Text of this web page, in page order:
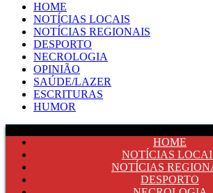
HOME
NOTÍCIAS LOCAIS
NOTÍCIAS REGIONAIS
DESPORTO
NECROLOGIA
OPINIÃO
SAÚDE/LAZER
ESCRITURAS
HUMOR
HOME
NOTÍCIAS
NOTÍCIAS
DESPORTO